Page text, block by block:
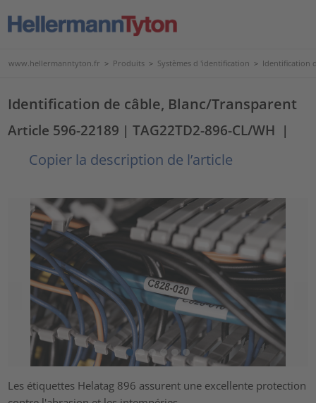
www.hellermanntyton.fr > Produits > Systèmes d 'identification > Identification
Identification de câble, Blanc/Transparent
Article 596-22189 | TAG22TD2-896-CL/WH |
Copier la description de l’article
Les étiquettes Helatag 896 assurent une excellente protection